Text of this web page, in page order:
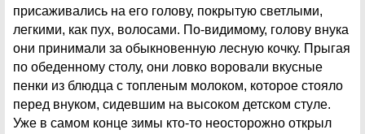
присаживались на его голову, покрытую светлыми,
легкими, как пух, волосами. По-видимому, голову внука
они принимали за обыкновенную лесную кочку. Прыгая
по обеденному столу, они ловко воровали вкусные
пенки из блюдца с топленым молоком, которое стояло
перед внуком, сидевшим на высоком детском стуле.
Уже в самом конце зимы кто-то неосторожно открыл